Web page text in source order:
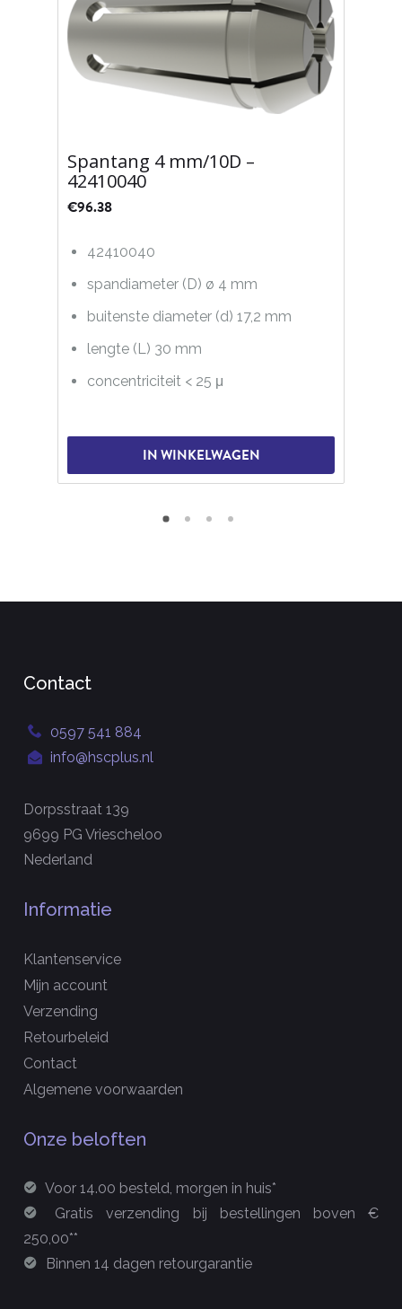
Spantang 4 mm/10D –
42410040
€96.38
42410040
spandiameter (D) ø 4 mm
buitenste diameter (d) 17,2 mm
lengte (L) 30 mm
concentriciteit < 25 μ
IN WINKELWAGEN
Contact
0597 541 884
info@hscplus.nl
Dorpsstraat 139
9699 PG Vriescheloo
Nederland
Informatie
Klantenservice
Mijn account
Verzending
Retourbeleid
Contact
Algemene voorwaarden
Onze beloften
Voor 14.00 besteld, morgen in huis*
Gratis verzending bij bestellingen boven €
250,00**
Binnen 14 dagen retourgarantie